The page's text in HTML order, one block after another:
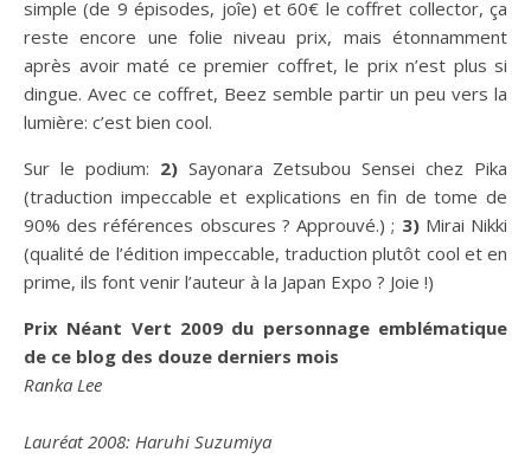
simple (de 9 épisodes, joîe) et 60€ le coffret collector, ça
reste encore une folie niveau prix, mais étonnamment
après avoir maté ce premier coffret, le prix n’est plus si
dingue. Avec ce coffret, Beez semble partir un peu vers la
lumière: c’est bien cool.
Sur le podium: 2)Sayonara Zetsubou Sensei chez Pika
(traduction impeccable et explications en fin de tome de
90% des références obscures ? Approuvé.) ; 3)Mirai Nikki
(qualité de l’édition impeccable, traduction plutôt cool et en
prime, ils font venir l’auteur à la Japan Expo ? Joie !)
Prix Néant Vert 2009 du personnage emblématique
de ce blog des douze derniers mois
Ranka Lee
Lauréat 2008: Haruhi Suzumiya